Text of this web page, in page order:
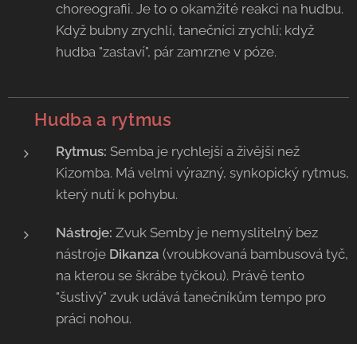
choreografii. Je to o okamžité reakci na hudbu.
Když bubny zrychlí, tanečníci zrychlí; když
hudba "zastaví", pár zamrzne v póze.
🎻 Hudba a rytmus
Rytmus: Semba je rychlejší a živější než
Kizomba. Má velmi výrazný, synkopický rytmus,
který nutí k pohybu.
Nástroje: Zvuk Semby je nemyslitelný bez
nástroje Dikanza (vroubkovaná bambusová tyč,
na kterou se škrábe tyčkou). Právě tento
"šustivý" zvuk udává tanečníkům tempo pro
práci nohou.